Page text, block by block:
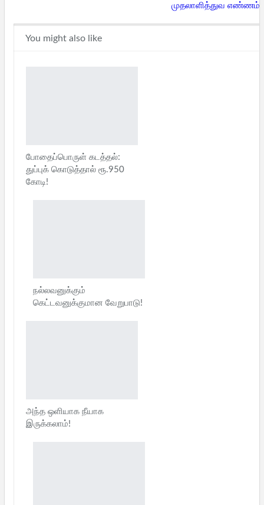
முதலாளித்துவ எண்ணம்!
You might also like
போதைப்பொருள் கடத்தல்:
துப்புக் கொடுத்தால் ரூ.950
கோடி!
நல்லவனுக்கும்
கெட்டவனுக்குமான வேறுபாடு!
அந்த ஒளியாக நீயாக
இருக்கலாம்!